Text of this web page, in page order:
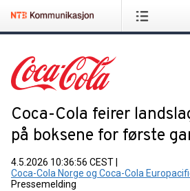
Coca-Cola feirer
på boksene for første
4.5.2026 10:36:56 CEST
Coca-Cola Norge og Coca-Cola
Pressemelding